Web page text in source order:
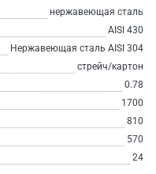
нержавеющая сталь
AISI 430
Нержавеющая сталь AISI 304
стрейч/картон
0.78
1700
810
570
24